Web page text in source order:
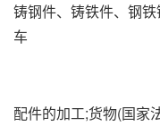
铸钢件、铸铁件、钢
车
配件的加工;货物(国家